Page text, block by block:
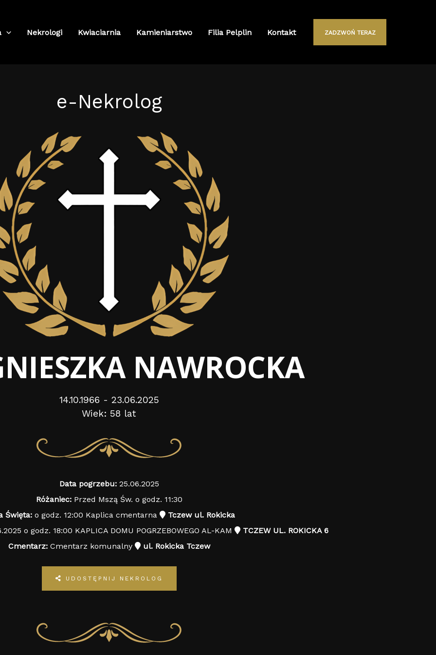
Nekrologi Kwiaciarnia Kamieniarstwo Filia Pelplin Kontakt ZADZWOŃ TERAZ
e-Nekrolog
NAWROCKA
14.10.1966 - 23.06.2025
Wiek: 58 lat
Data pogrzebu:25.06.2025
Różaniec:Przed Mszą Św. o godz. 11:30
Święta:o godz. 12:00 Kaplica cmentarna
Tczew ul. Rokicka
o godz. 18:00 KAPLICA DOMU POGRZEBOWEGO AL-KAM
TCZEW UL. ROKICKA 6
Cmentarz:Cmentarz komunalny ul. Rokicka Tczew
UDOSTĘPNIJ NEKROLOG